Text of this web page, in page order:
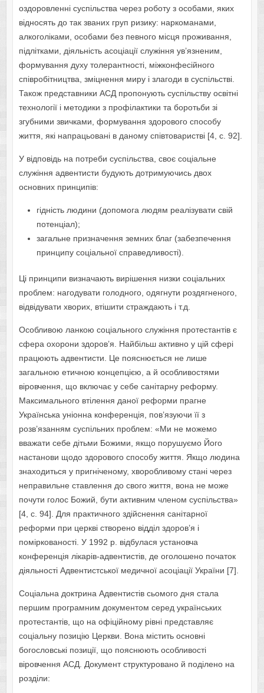
оздоровленні суспільства через роботу з особами, яких
відносять до так званих груп ризику: наркоманами,
алкоголіками, особами без певного місця проживання,
підлітками, діяльність асоціації служіння ув’язненим,
формування духу толерантності, міжконфесійного
співробітництва, зміцнення миру і злагоди в суспільстві.
Також представники АСД пропонують суспільству освітні
технології і методики з профілактики та боротьби зі
згубними звичками, формування здорового способу
життя, які напрацьовані в даному співтоваристві [4, с. 92].
У відповідь на потреби суспільства, своє соціальне
служіння адвентисти будують дотримуючись двох
основних принципів:
гідність людини (допомога людям реалізувати свій
потенціал);
загальне призначення земних благ (забезпечення
принципу соціальної справедливості).
Ці принципи визначають вирішення низки соціальних
проблем: нагодувати голодного, одягнути роздягненого,
відвідувати хворих, втішити страждають і т.д.
Особливою ланкою соціального служіння протестантів є
сфера охорони здоров’я. Найбільш активно у цій сфері
працюють адвентисти. Це пояснюється не лише
загальною етичною концепцією, а й особливостями
віровчення, що включає у себе санітарну реформу.
Максимального втілення даної реформи прагне
Українська уніонна конференція, пов’язуючи її з
розв’язанням суспільних проблем: «Ми не можемо
вважати себе дітьми Божими, якщо порушуємо Його
настанови щодо здорового способу життя. Якщо людина
знаходиться у пригніченому, хворобливому стані через
неправильне ставлення до свого життя, вона не може
почути голос Божий, бути активним членом суспільства»
[4, с. 94]. Для практичного здійснення санітарної
реформи при церкві створено відділ здоров’я і
поміркованості. У 1992 р. відбулася установча
конференція лікарів-адвентистів, де оголошено початок
діяльності Адвентистської медичної асоціації України [7].
Соціальна доктрина Адвентистів сьомого дня стала
першим програмним документом серед українських
протестантів, що на офіційному рівні представляє
соціальну позицію Церкви. Вона містить основні
богословські позиції, що пояснюють особливості
віровчення АСД. Документ структуровано й поділено на
розділи: